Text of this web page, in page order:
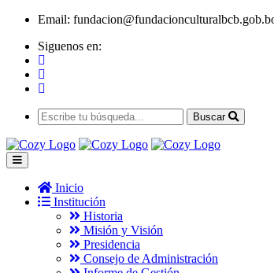
Email:
Siguenos en:
Buscar
Inicio
Institución
Historia
Misión y Visión
Presidencia
Consejo de Administración